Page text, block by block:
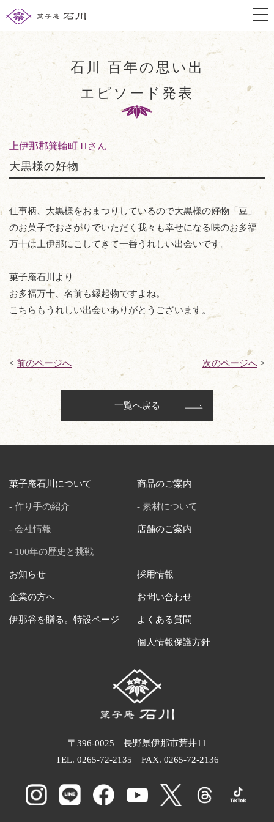
石川 百年の思い出
エピソード発表
上伊那郡箕輪町 Hさん
大黒様の好物
仕事柄、大黒様をおまつりしているので大黒様の好物「豆」
のお菓子でおさがりでいただく我々も幸せになる味のお多福
万十は上伊那にこしてきて一番うれしい出会いです。
菓子庵石川より
お多福万十、名前も縁起物ですよね。
こちらもうれしい出会いありがとうございます。
< 前のページへ 次のページへ >
一覧へ戻る
菓子庵石川について
作り手の紹介
会社情報
100年の歴史と挑戦
商品のご案内
素材について
店舗のご案内
お知らせ
企業の方へ
伊那谷を贈る。特設ページ
採用情報
お問い合わせ
よくある質問
個人情報保護方針
〒396-0025 長野県伊那市荒井11
TEL. 0265-72-2135 FAX. 0265-72-2136